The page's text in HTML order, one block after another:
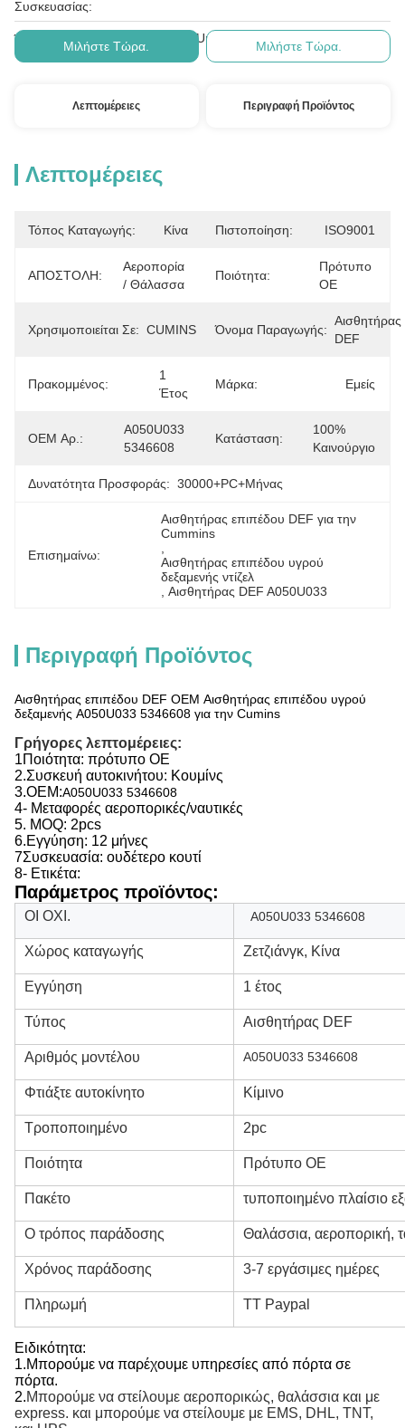
Συσκευασίας:
Όροι Πληρωμής: T/T, Western Union, Paypal
Μιλήστε Τώρα. Μιλήστε Τώρα.
Λεπτομέρειες Περιγραφή Προϊόντος
Λεπτομέρειες
Τόπος Καταγωγής: Κίνα Πιστοποίηση: ISO9001
ΑΠΟΣΤΟΛΗ:
Αεροπορία
/ Θάλασσα
Ποιότητα:
Πρότυπο
OE
Χρησιμοποιείται Σε: CUMINS Όνομα Παραγωγής:
Αισθητήρας
DEF
Πρακομμένος:
1
Έτος
Μάρκα: Εμείς
OEM Αρ.:
A050U033
5346608
Κατάσταση:
100%
Καινούργιο
Δυνατότητα Προσφοράς: 30000+PC+μήνας
Επισημαίνω:
Αισθητήρας επιπέδου DEF για την
Cummins
Αισθητήρας επιπέδου υγρού
δεξαμενής ντίζελ
, Αισθητήρας DEF A050U033
Περιγραφή Προϊόντος
Αισθητήρας επιπέδου DEF OEM Αισθητήρας επιπέδου υγρού
δεξαμενής A050U033 5346608 για την Cumins
Γρήγορες λεπτομέρειες:
1Ποιότητα: πρότυπο OE
2.Συσκευή αυτοκινήτου: Κουμίνς
3.OEM:Α050U033 5346608
4- Μεταφορές αεροπορικές/ναυτικές
5. MOQ: 2pcs
6.Εγγύηση: 12 μήνες
7Συσκευασία: ουδέτερο κουτί
8- Ετικέτα:
Παράμετρος προϊόντος:
ΟΙ ΟΧΙ. Α050U033 5346608
Χώρος καταγωγής Ζετζιάνγκ, Κίνα
Εγγύηση 1 έτος
Τύπος Αισθητήρας DEF
Αριθμός μοντέλου Α050U033 5346608
Φτιάξτε αυτοκίνητο Κίμινο
Τροποποιημένο 2pc
Ποιότητα Πρότυπο OE
Πακέτο τυποποιημένο πλαίσιο
Ο τρόπος παράδοσης Θαλάσσια, αεροπορική,
Χρόνος παράδοσης 3-7 εργάσιμες ημέρες
Πληρωμή TT Paypal
Ειδικότητα:
1.Μπορούμε να παρέχουμε υπηρεσίες από πόρτα σε
πόρτα.
2.Μπορούμε να στείλουμε αεροπορικώς, θαλάσσια και με
express. και μπορούμε να στείλουμε με EMS, DHL, TNT,